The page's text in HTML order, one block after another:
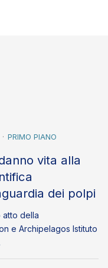
PRIMO PIANO
vita alla
dei polpi
atto della
e Archipelagos Istituto